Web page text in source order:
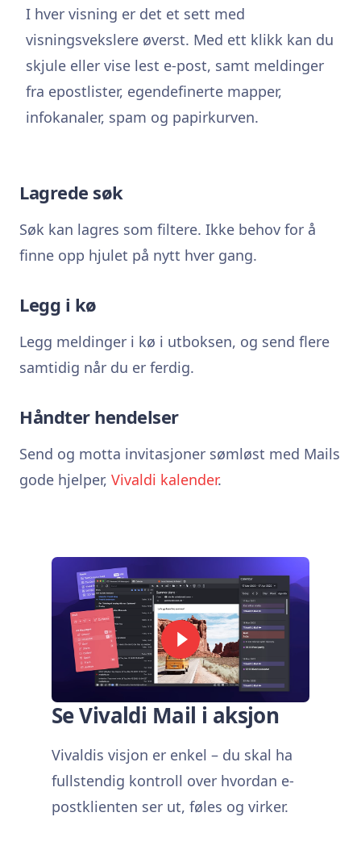
I hver visning er det et sett med
visningsvekslere øverst. Med ett klikk kan du
skjule eller vise lest e-post, samt meldinger
fra epostlister, egendefinerte mapper,
infokanaler, spam og papirkurven.
Lagrede søk
Søk kan lagres som filtere. Ikke behov for å
finne opp hjulet på nytt hver gang.
Legg i kø
Legg meldinger i kø i utboksen, og send flere
samtidig når du er ferdig.
Håndter hendelser
Send og motta invitasjoner sømløst med Mails
gode hjelper, Vivaldi kalender.
Se Vivaldi Mail i aksjon
Vivaldis visjon er enkel – du skal ha
fullstendig kontroll over hvordan e-
postklienten ser ut, føles og virker.